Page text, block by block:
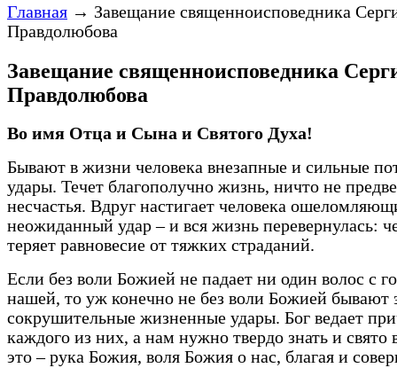
Главная → Завещание священноисповедника
Правдолюбова
Завещание священноисповедника
Правдолюбова
Во имя Отца и Сына и Святого Духа!
Бывают в жизни человека внезапные и сильные
удары. Течет благополучно жизнь, ничто не
несчастья. Вдруг настигает человека
неожиданный удар – и вся жизнь перевернулась:
теряет равновесие от тяжких страданий.
Если без воли Божией не падает ни один волос с
нашей, то уж конечно не без воли Божией бывают
сокрушительные жизненные удары. Бог ведает
каждого из них, а нам нужно твердо знать и свято
это – рука Божия, воля Божия о нас, благая и